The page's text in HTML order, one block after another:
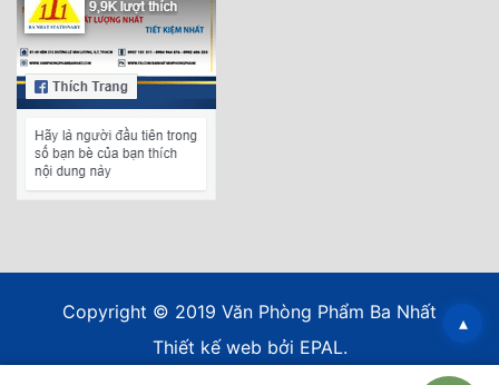
Copyright © 2019 Văn Phòng Phẩm Ba Nhất
Thiết kế web bởi EPAL.
▴